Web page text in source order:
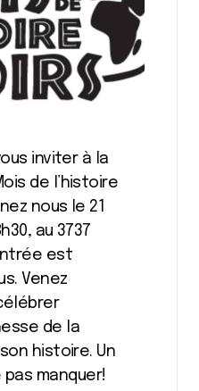
de l’histoire
nous le 21
au 3737
est
Venez
de la
histoire. Un
manquer!